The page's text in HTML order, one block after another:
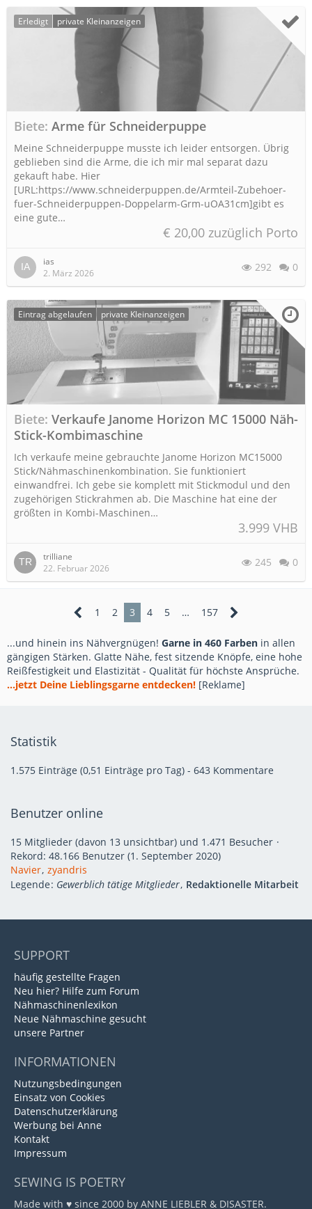
Erledigt private Kleinanzeigen
Biete Arme für Schneiderpuppe
Meine Schneiderpuppe musste ich leider entsorgen. Übrig
geblieben sind die Arme, die ich mir mal separat dazu
gekauft habe. Hier
[URL:https://www.schneiderpuppen.de/Armteil-Zubehoer-
fuer-Schneiderpuppen-Doppelarm-Grm-uOA31cm]gibt es
eine gute…
€ 20,00 zuzüglich Porto
ias
2. März 2026
292 0
Eintrag abgelaufen private Kleinanzeigen
Biete Verkaufe Janome Horizon MC 15000 Näh-
Stick-Kombimaschine
Ich verkaufe meine gebrauchte Janome Horizon MC15000
Stick/Nähmaschinenkombination. Sie funktioniert
einwandfrei. Ich gebe sie komplett mit Stickmodul und den
zugehörigen Stickrahmen ab. Die Maschine hat eine der
größten in Kombi-Maschinen…
3.999 VHB
trilliane
22. Februar 2026
245 0
1 2 3 4 5 … 157
...und hinein ins Nähvergnügen! Garne in 460 Farben in allen
gängigen Stärken. Glatte Nähe, fest sitzende Knöpfe, eine hohe
Reißfestigkeit und Elastizität - Qualität für höchste Ansprüche.
...jetzt Deine Lieblingsgarne entdecken! [Reklame]
Statistik
1.575 Einträge (0,51 Einträge pro Tag) - 643 Kommentare
Benutzer online
15 Mitglieder (davon 13 unsichtbar) und 1.471 Besucher
Rekord: 48.166 Benutzer (1. September 2020)
Navier zyandris
Legende Gewerblich tätige Mitglieder Redaktionelle Mitarbeit
SUPPORT
häufig gestellte Fragen
Neu hier? Hilfe zum Forum
Nähmaschinenlexikon
Neue Nähmaschine gesucht
unsere Partner
INFORMATIONEN
Nutzungsbedingungen
Einsatz von Cookies
Datenschutzerklärung
Werbung bei Anne
Kontakt
Impressum
SEWING IS POETRY
Made with ♥ since 2000 by ANNE LIEBLER & DISASTER.